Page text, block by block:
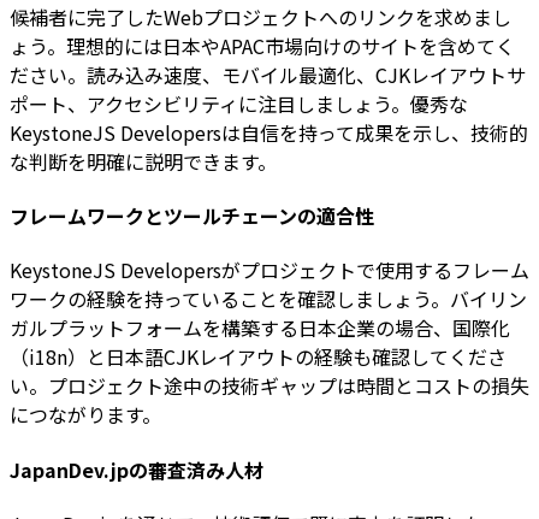
候補者に完了したWebプロジェクトへのリンクを求めまし
ょう。理想的には日本やAPAC市場向けのサイトを含めてく
ださい。読み込み速度、モバイル最適化、CJKレイアウトサ
ポート、アクセシビリティに注目しましょう。優秀な
KeystoneJS Developersは自信を持って成果を示し、技術的
な判断を明確に説明できます。
フレームワークとツールチェーンの適合性
KeystoneJS Developersがプロジェクトで使用するフレーム
ワークの経験を持っていることを確認しましょう。バイリン
ガルプラットフォームを構築する日本企業の場合、国際化
（i18n）と日本語CJKレイアウトの経験も確認してくださ
い。プロジェクト途中の技術ギャップは時間とコストの損失
につながります。
JapanDev.jpの審査済み人材